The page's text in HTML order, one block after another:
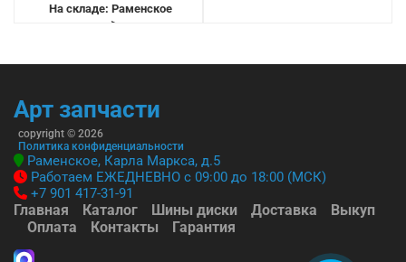
На складе: Раменское
-->
-->
Арт запчасти
copyright © 2026
Политика конфиденциальности
Раменское, Карла Маркса, д.5
Работаем ЕЖЕДНЕВНО с 09:00 до 18:00 (МСК)
+7 901 417-31-91
Главная Каталог Шины диски Доставка
Выкуп
Оплата
Контакты Гарантия